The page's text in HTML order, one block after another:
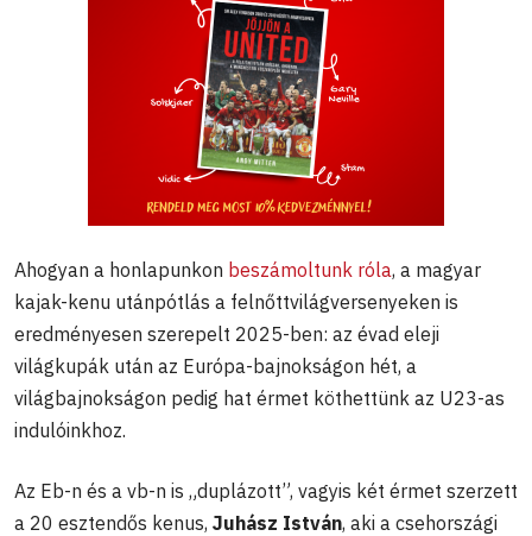
Ahogyan a honlapunkon beszámoltunk róla, a magyar
kajak-kenu utánpótlás a felnőttvilágversenyeken is
eredményesen szerepelt 2025-ben: az évad eleji
világkupák után az Európa-bajnokságon hét, a
világbajnokságon pedig hat érmet köthettünk az U23-as
indulóinkhoz.
Az Eb-n és a vb-n is „duplázott”, vagyis két érmet szerzett
a 20 esztendős kenus, Juhász István, aki a csehországi